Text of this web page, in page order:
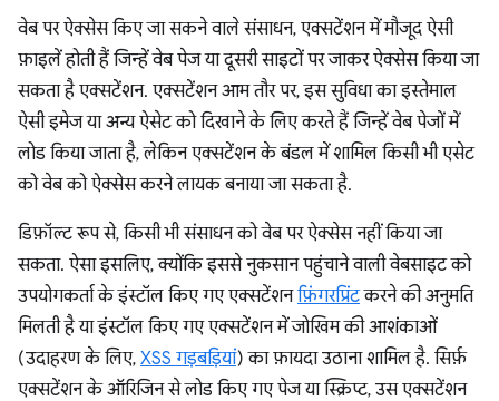
वेब पर ऐक्सेस किए जा सकने वाले संसाधन, एक्सटेंशन में मौजूद ऐसी
फ़ाइलें होती हैं जिन्हें वेब पेज या दूसरी साइटों पर जाकर ऐक्सेस किया जा
सकता है एक्सटेंशन. एक्सटेंशन आम तौर पर, इस सुविधा का इस्तेमाल
ऐसी इमेज या अन्य ऐसेट को दिखाने के लिए करते हैं जिन्हें वेब पेजों में
लोड किया जाता है, लेकिन एक्सटेंशन के बंडल में शामिल किसी भी एसेट
को वेब को ऐक्सेस करने लायक बनाया जा सकता है.
डिफ़ॉल्ट रूप से, किसी भी संसाधन को वेब पर ऐक्सेस नहीं किया जा
सकता. ऐसा इसलिए, क्योंकि इससे नुकसान पहुंचाने वाली वेबसाइट को
उपयोगकर्ता के इंस्टॉल किए गए एक्सटेंशनफ़िंगरप्रिंटकरने की अनुमति
मिलती है या इंस्टॉल किए गए एक्सटेंशन में जोखिम की आशंकाओं
(उदाहरण के लिए, XSS गड़बड़ियां) का फ़ायदा उठाना शामिल है. सिर्फ़
एक्सटेंशन के ऑरिजिन से लोड किए गए पेज या स्क्रिप्ट, उस एक्सटेंशन